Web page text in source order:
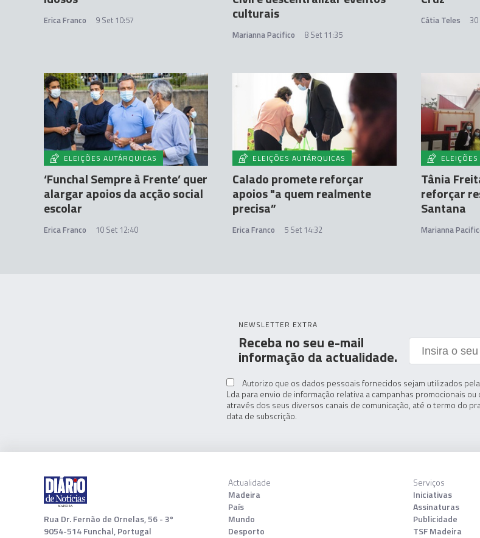
Erica Franco 9 Set 10:57 culturais
Marianna Pacifico 8 Set 11:35
Cátia Teles
ELEIÇÕES AUTÁRQUICAS
‘Funchal Sempre à Frente’ quer
alargar apoios da acção social
escolar
Erica Franco 10 Set 12:40
ELEIÇÕES AUTÁRQUICAS
Calado promete reforçar
apoios "a quem realmente
precisa”
Erica Franco 5 Set 14:32
Tânia
reforçar
Santana
Marianna
NEWSLETTER EXTRA
Receba no seu e-mail
informação da actualidade.
Autorizo que os dados pessoais fornecidos sejam utilizados
Lda para envio de informação relativa a campanhas promocionais ou
através dos seus diversos canais de comunicação, até o termo do
data de subscrição.
Rua Dr. Fernão de Ornelas, 56 - 3º
9054-514 Funchal, Portugal
Actualidade
Madeira
País
Mundo
Desporto
Serviços
Iniciativas
Assinaturas
Publicidade
TSF Madeira